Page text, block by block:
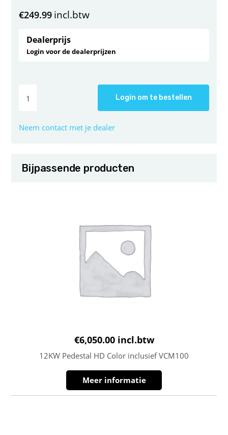
€249.99 incl.btw
Dealerprijs
Login voor de dealerprijzen
Login om te bestellen
Neem contact met je dealer
Bijpassende producten
€6,050.00 incl.btw
12KW Pedestal HD Color inclusief VCM100
Meer informatie